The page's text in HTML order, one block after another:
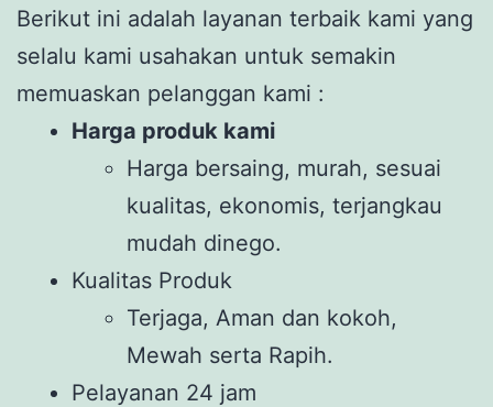
Berikut ini adalah layanan terbaik kami yang
selalu kami usahakan untuk semakin
memuaskan pelanggan kami :
Harga produk kami
Harga bersaing, murah, sesuai
kualitas, ekonomis, terjangkau
mudah dinego.
Kualitas Produk
Terjaga, Aman dan kokoh,
Mewah serta Rapih.
Pelayanan 24 jam